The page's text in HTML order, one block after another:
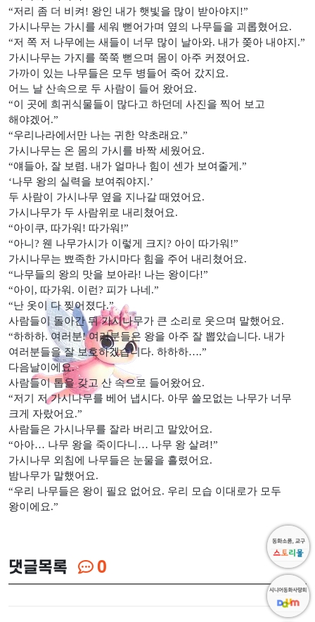
“저리 좀 더 비켜! 왕인 내가 햇빛을 많이 받아야지!”
가시나무는 가시를 세워 뻗어가며 옆의 나무들을 괴롭혔어요.
“저 쪽 저 나무에는 새들이 너무 많이 날아와. 내가 쫒아 내야지.”
가시나무는 가지를 쭉쭉 뻗으며 몸이 아주 커졌어요.
가까이 있는 나무들은 모두 병들어 죽어 갔지요.
어느 날 산속으로 두 사람이 들어 왔어요.
“이 곳에 희귀식물들이 많다고 하던데 사진을 찍어 보고
해야겠어.”
“우리나라에서만 나는 귀한 약초래요.”
가시나무는 온 몸의 가시를 바짝 세웠어요.
“얘들아, 잘 보렴. 내가 얼마나 힘이 센가 보여줄게.”
‘나무 왕의 실력을 보여줘야지.’
두 사람이 가시나무 옆을 지나갈 때였어요.
가시나무가 두 사람위로 내리쳤어요.
“아이쿠, 따가워! 따가워!”
“아니? 웬 나무가시가 이렇게 크지? 아이 따가워!”
가시나무는 뾰족한 가시마다 힘을 주어 내리쳤어요.
“나무들의 왕의 맛을 보아라! 나는 왕이다!”
“아이, 따가워. 이런? 피가 나네.”
“난 옷이 다 찢어졌다.”
사람들이 돌아간 뒤 가시나무가 큰 소리로 웃으며 말했어요.
“하하하. 여러분! 여러분들은 왕을 아주 잘 뽑았습니다. 내가
여러분들을 잘 보호하겠습니다. 하하하….”
다음날이에요.
사람들이 톱을 갖고 산 속으로 들어왔어요.
“저기 저 가시나무를 베어 냅시다. 아무 쓸모없는 나무가 너무
크게 자랐어요.”
사람들은 가시나무를 잘라 버리고 말았어요.
“아아… 나무 왕을 죽이다니… 나무 왕 살려!”
가시나무 외침에 나무들은 눈물을 흘렸어요.
밤나무가 말했어요.
“우리 나무들은 왕이 필요 없어요. 우리 모습 이대로가 모두
왕이에요.”
댓글목록 0